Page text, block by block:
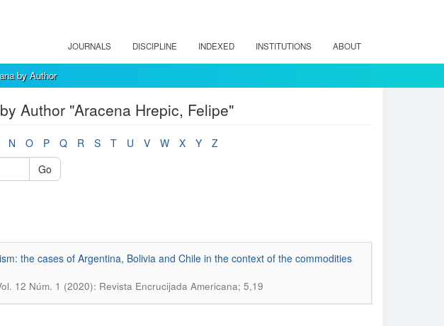
JOURNALS DISCIPLINE INDEXED INSTITUTIONS ABOUT
by Author
Author "Aracena Hrepic, Felipe"
N O P Q R S T U V W X Y
Z
Go
the cases of Argentina, Bolivia and Chile in the context of the commodities
12 Núm. 1 (2020): Revista Encrucijada Americana; 5,19